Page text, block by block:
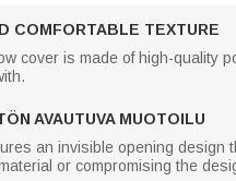
COMFORTABLE TEXTURE
cover is made of high-quality
AVAUTUVA MUOTOILU
an invisible opening design
or compromising the